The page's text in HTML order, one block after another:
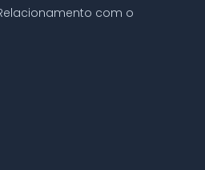
com o